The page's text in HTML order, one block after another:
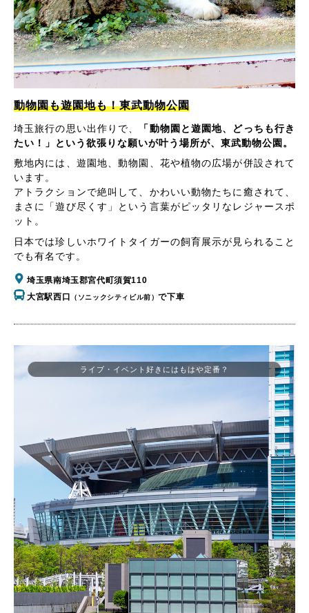
動物園も遊園地も！東武動物公園
埼玉旅行の思い出作りで、
「動物園と遊園地、どっちも行き
たい！」という欲張りな願いが叶う場所が、東武動物公園。
敷地内には、遊園地、動物園、花や植物の広場が併設されて
います。
アトラクションで絶叫して、かわいい動物たちに癒されて、
まさに「遊び尽くす」という言葉がピッタリなレジャースポ
ット。
日本では珍しいホワイトタイガーの飼育展示が見られること
でも有名です。
埼玉県南埼玉郡宮代町須賀110
大宮駅西口
（ソニックシティビル前）で下車
ライブ・イベント好きにはもはや定番？